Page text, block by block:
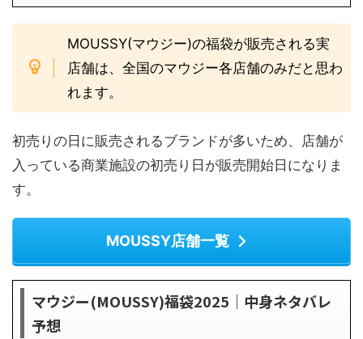
MOUSSY(マウジー)の福袋が販売される実
店舗は、全国のマウジー各店舗のみだと思わ
れます。
初売りの日に販売されるブランドが多いため、店舗が
入っている商業施設の初売り日が販売開始日になりま
す。
MOUSSY店舗一覧
マウジー(MOUSSY)福袋2025｜中身ネタバレ
予想